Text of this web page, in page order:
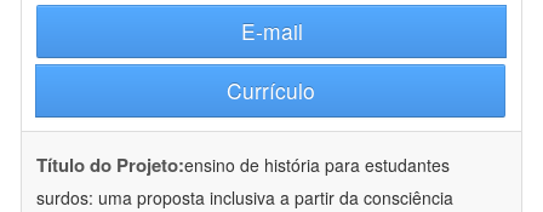
E-mail
Currículo
Título do Projeto:ensino de história para estudantes
surdos: uma proposta inclusiva a partir da consciência